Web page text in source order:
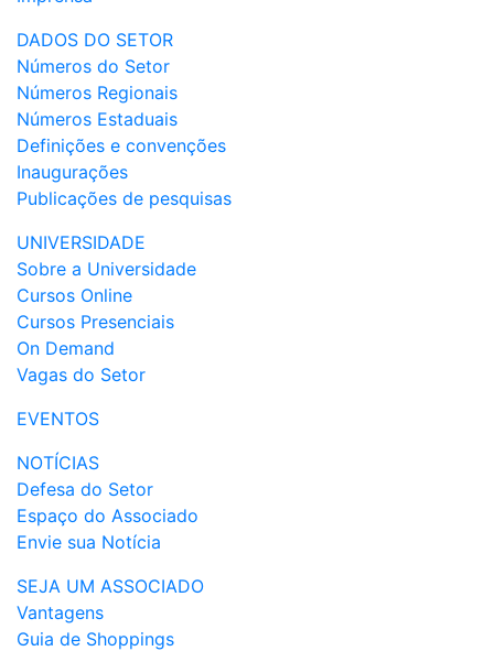
DADOS DO SETOR
Números do Setor
Números Regionais
Números Estaduais
Definições e convenções
Inaugurações
Publicações de pesquisas
UNIVERSIDADE
Sobre a Universidade
Cursos Online
Cursos Presenciais
On Demand
Vagas do Setor
EVENTOS
NOTÍCIAS
Defesa do Setor
Espaço do Associado
Envie sua Notícia
SEJA UM ASSOCIADO
Vantagens
Guia de Shoppings